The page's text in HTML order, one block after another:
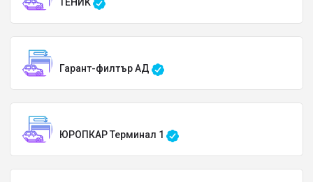
Гарант-филтър АД
ЮРОПКАР Терминал 1